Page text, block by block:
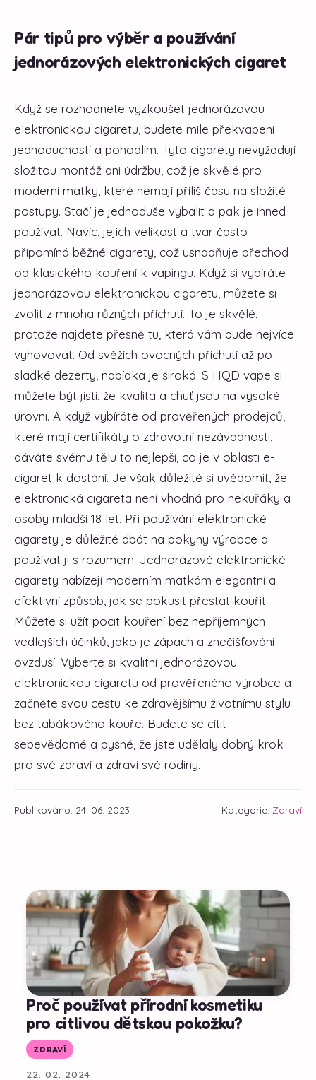
Pár tipů pro výběr a používání
jednorázových elektronických cigaret
Když se rozhodnete vyzkoušet jednorázovou
elektronickou cigaretu, budete mile překvapeni
jednoduchostí a pohodlím. Tyto cigarety nevyžadují
složitou montáž ani údržbu, což je skvělé pro
moderní matky, které nemají příliš času na složité
postupy. Stačí je jednoduše vybalit a pak je ihned
používat. Navíc, jejich velikost a tvar často
připomíná běžné cigarety, což usnadňuje přechod
od klasického kouření k vapingu. Když si vybíráte
jednorázovou elektronickou cigaretu, můžete si
zvolit z mnoha různých příchutí. To je skvělé,
protože najdete přesně tu, která vám bude nejvíce
vyhovovat. Od svěžích ovocných příchutí až po
sladké dezerty, nabídka je široká. S HQD vape si
můžete být jisti, že kvalita a chuť jsou na vysoké
úrovni. A když vybíráte od prověřených prodejců,
které mají certifikáty o zdravotní nezávadnosti,
dáváte svému tělu to nejlepší, co je v oblasti e-
cigaret k dostání. Je však důležité si uvědomit, že
elektronická cigareta není vhodná pro nekuřáky a
osoby mladší 18 let. Při používání elektronické
cigarety je důležité dbát na pokyny výrobce a
používat ji s rozumem. Jednorázové elektronické
cigarety nabízejí moderním matkám elegantní a
efektivní způsob, jak se pokusit přestat kouřit.
Můžete si užít pocit kouření bez nepříjemných
vedlejších účinků, jako je zápach a znečišťování
ovzduší. Vyberte si kvalitní jednorázovou
elektronickou cigaretu od prověřeného výrobce a
začněte svou cestu ke zdravějšímu životnímu stylu
bez tabákového kouře. Budete se cítit
sebevědomé a pyšné, že jste udělaly dobrý krok
pro své zdraví a zdraví své rodiny.
Publikováno: 24. 06. 2023 Kategorie: Zdraví
Proč používat přírodní kosmetiku
pro citlivou dětskou pokožku?
ZDRAVÍ
22. 02. 2024